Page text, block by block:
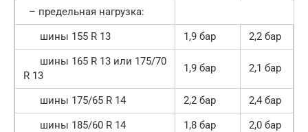
– предельная нагрузка:
шины 155 R 13
1,9 бар
2,2 бар
шины 165 R 13 или 175/70
R 13
1,9 бар 2,1 бар
шины 175/65 R 14 2,2 бар
2,4 бар
шины 185/60 R 14
1,8 бар
2,0 бар